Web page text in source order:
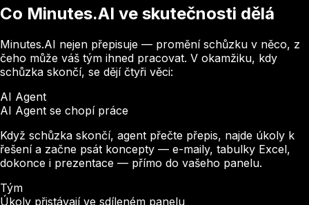
Co Minutes.AI ve skutečnosti dělá
Minutes.AI nejen přepisuje — promění schůzku v něco, z
čeho může váš tým ihned pracovat. V okamžiku, kdy
schůzka skončí, se dějí čtyři věci:
AI Agent
AI Agent se chopí práce
Když schůzka skončí, agent přečte přepis, najde úkoly k
řešení a začne psát koncepty — e-maily, tabulky Excel,
dokonce i prezentace — přímo do vašeho panelu.
Tým
Úkoly přistávají ve sdíleném panelu